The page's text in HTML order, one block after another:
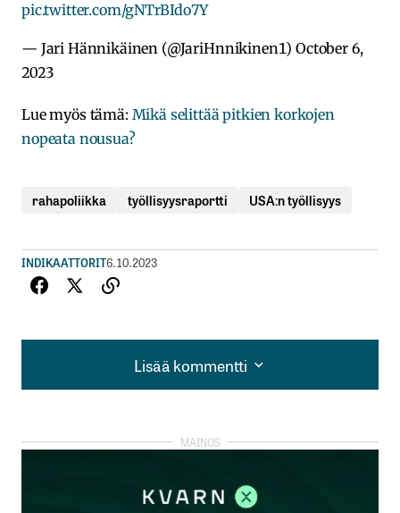
pic.twitter.com/gNTrBIdo7Y
— Jari Hännikäinen (@JariHnnikinen1)October 6,
2023
Lue myös tämä: Mikä selittää pitkien korkojen
nopeata nousua?
rahapoliikka työllisyysraportti USA:n työllisyys
INDIKAATTORIT6.10.2023
Lisää kommentti
Lisää kommentti
kirjautua
rekisteröityä